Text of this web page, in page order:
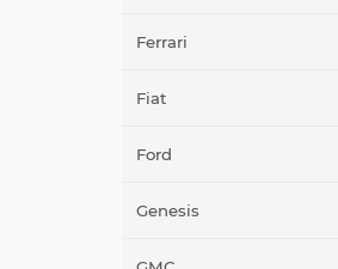
Ferrari
Fiat
Ford
Genesis